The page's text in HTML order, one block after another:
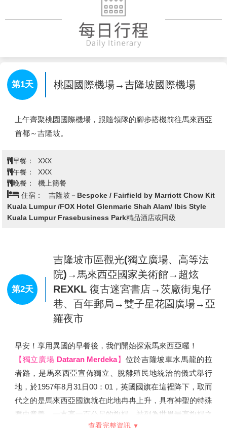
上午齊聚桃園國際機場，跟隨領隊的腳步搭機前往馬來西亞
首都～吉隆坡。
午餐： XXX
晚餐： 機上簡餐
住宿： 吉隆坡－Bespoke / Fairfield by Marriott Chow Kit
Kuala Lumpur /FOX Hotel Glenmarie Shah Alam/ Ibis Style
Kuala Lumpur Frasebusiness Park精品酒店或同級